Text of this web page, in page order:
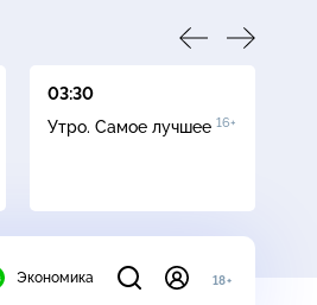
03:30
Утро. Самое лучшее 16+
Экономика 18+